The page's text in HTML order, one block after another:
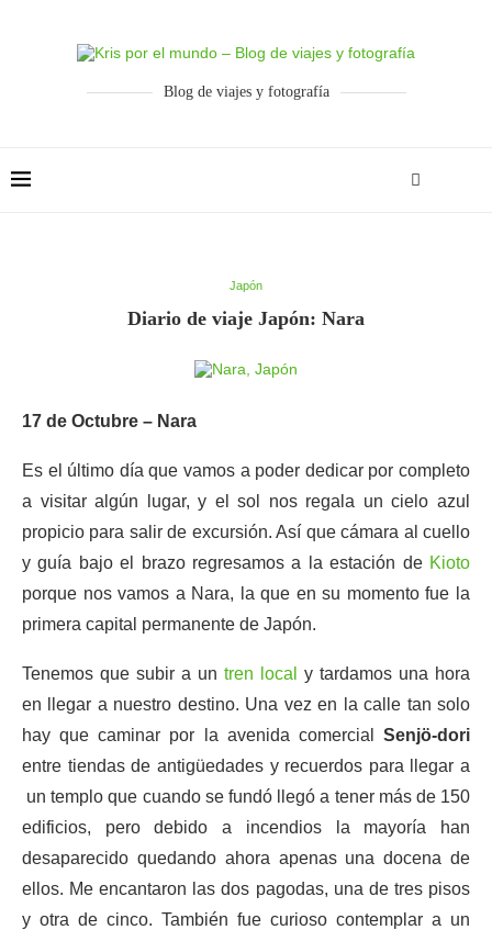
Blog de viajes y fotografía
Japón
Diario de viaje Japón: Nara
17 de Octubre – Nara
Es el último día que vamos a poder dedicar por completo
a visitar algún lugar, y el sol nos regala un cielo azul
propicio para salir de excursión. Así que cámara al cuello
y guía bajo el brazo regresamos a la estación de Kioto
porque nos vamos a Nara, la que en su momento fue la
primera capital permanente de Japón.
Tenemos que subir a un tren local
y tardamos una hora
en llegar a nuestro destino. Una vez en la calle tan solo
hay que caminar por la avenida comercial Senjö-dori
entre tiendas de antigüedades y recuerdos para llegar a
un templo que cuando se fundó llegó a tener más de 150
edificios, pero debido a incendios la mayoría han
desaparecido quedando ahora apenas una docena de
ellos. Me encantaron las dos pagodas, una de tres pisos
y otra de cinco. También fue curioso contemplar a un